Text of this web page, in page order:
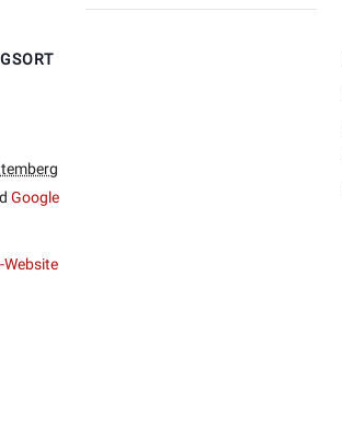
Google